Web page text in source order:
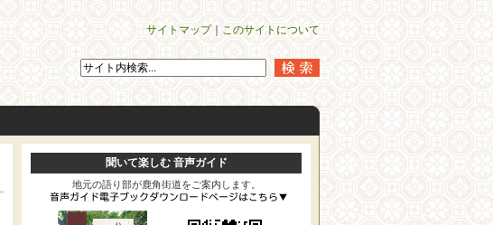
サイトマップ｜ このサイトについて
聞いて楽しむ 音声ガイド
地元の語り部が鹿角街道をご案内します。